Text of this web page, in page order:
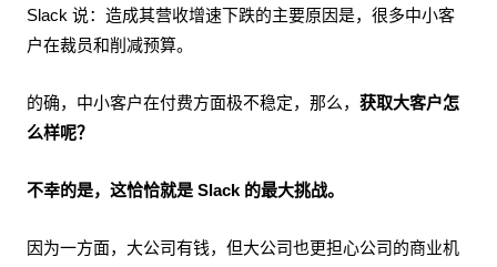
Slack 说：造成其营收增速下跌的主要原因是，很多中小客
户在裁员和削减预算。
的确，中小客户在付费方面极不稳定，那么， 获取大客户怎
么样呢？
不幸的是，这恰恰就是 Slack 的最大挑战。
因为一方面，大公司有钱，但大公司也更担心公司的商业机